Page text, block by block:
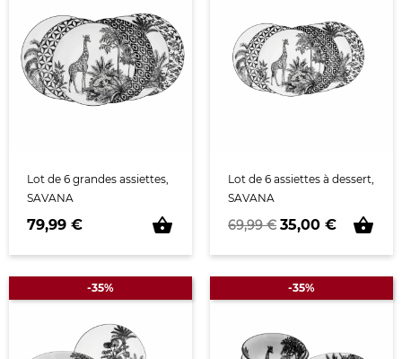
Lot de 6 grandes assiettes,
SAVANA
Prix
79,99 € shopping_basket
Lot de 6 assiettes à dessert,
SAVANA
Prix de base
69,99 € Prix
35,00 € shopping_basket
-35% -35%